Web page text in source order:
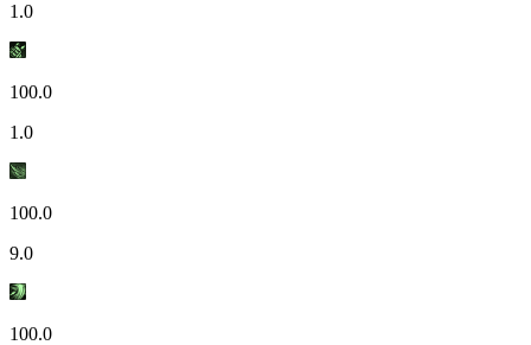
1.0
100.0
1.0
100.0
9.0
100.0